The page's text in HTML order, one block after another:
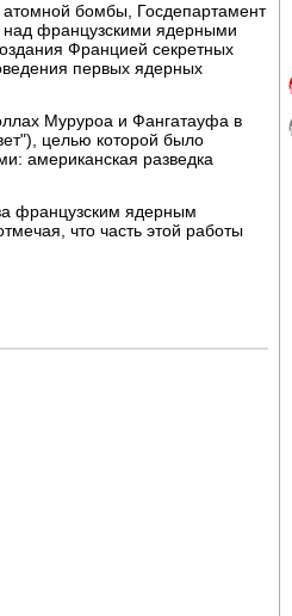
бомбы, Госдепартамент
французскими ядерными
Францией секретных
первых ядерных
Муруроа и Фангатауфа в
целью которой было
американская разведка
французским ядерным
что часть этой работы